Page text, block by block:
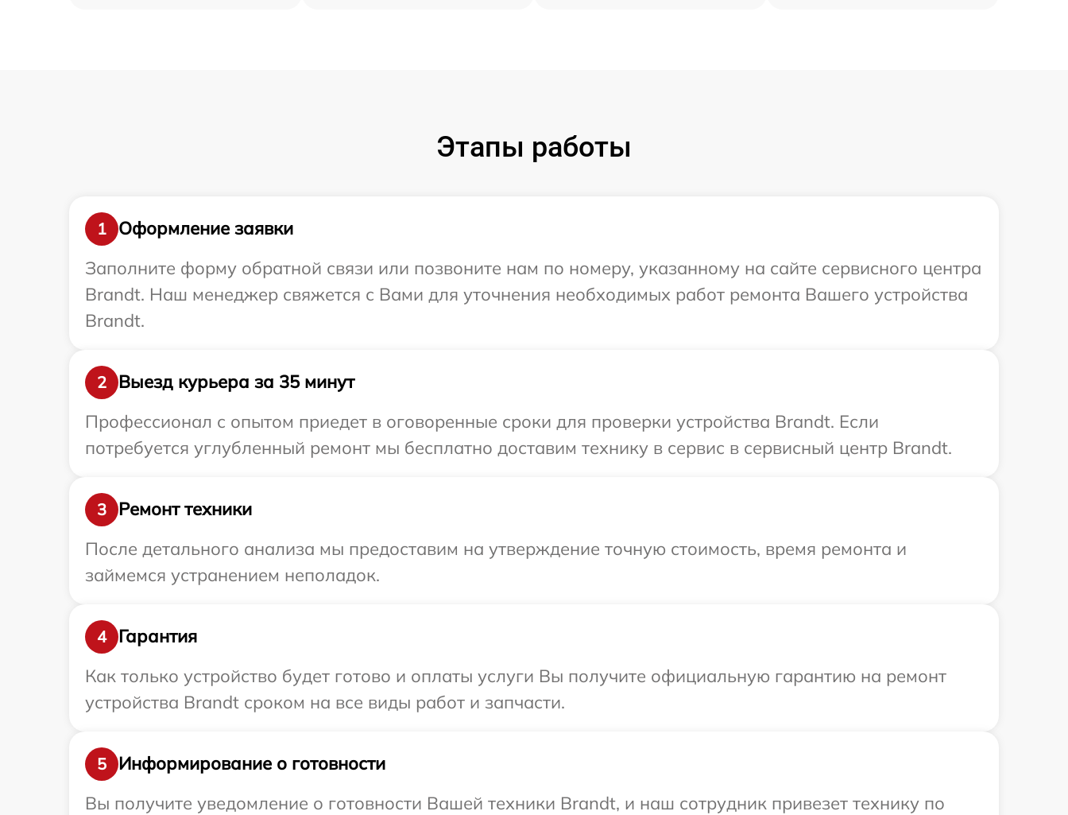
Этапы работы
1
Оформление заявки
Заполните форму обратной связи или позвоните нам по номеру, указанному на сайте сервисного центра
Brandt. Наш менеджер свяжется с Вами для уточнения необходимых работ ремонта Вашего устройства
Brandt.
2
Выезд курьера за 35 минут
Профессионал с опытом приедет в оговоренные сроки для проверки устройства Brandt. Если
потребуется углубленный ремонт мы бесплатно доставим технику в сервис в сервисный центр Brandt.
3
Ремонт техники
После детального анализа мы предоставим на утверждение точную стоимость, время ремонта и
займемся устранением неполадок.
4
Гарантия
Как только устройство будет готово и оплаты услуги Вы получите официальную гарантию на ремонт
устройства Brandt сроком на все виды работ и запчасти.
5
Информирование о готовности
Вы получите уведомление о готовности Вашей техники Brandt, и наш сотрудник привезет технику по